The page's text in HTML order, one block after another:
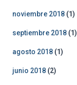
noviembre 2018 (1)
septiembre 2018 (1)
agosto 2018 (1)
junio 2018 (2)